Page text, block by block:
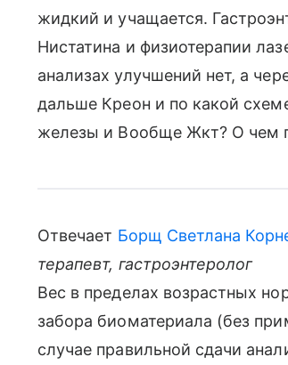
жидкий и учащается.
Нистатина и физиотерапии
анализах улучшений нет, а
дальше Креон и по какой
железы и Вообще Жкт? О чем
Отвечает Борщ Светлана
терапевт, гастроэнтеролог
Вес в пределах возрастных
забора биоматериала (без
случае правильной сдачи